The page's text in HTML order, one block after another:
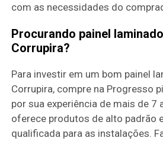
com as necessidades do
Procurando painel
Corrupira?
Para investir em um bom painel
Corrupira, compre na Progresso
por sua experiência de mais de 7
oferece produtos de alto padrão
qualificada para as instalações.